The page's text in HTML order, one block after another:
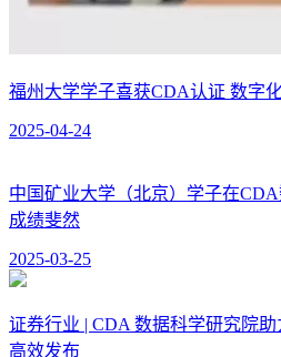
福州大学学子喜获CDA认证 数字
2025-04-24
中国矿业大学（北京）学子在
成绩斐然
2025-03-25
证券行业 | CDA 数据科学研究院
高效发布